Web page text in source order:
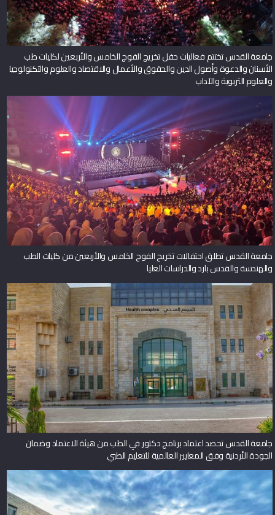
جامعة القدس تختتم فعاليات حفل تخريج الفوج الخامس والأربعين لكليات طب
الأسنان والدعوة وأصول الدين والحقوق والأعمال والاقتصاد والعلوم والتكنولوجيا
والعلوم التربوية والآداب
جامعة القدس تطلق احتفالات تخريج الفوج الخامس والأربعين من كليات الطب
والهندسة والقدس بارد والدراسات العليا
جامعة القدس تحصد اعتماد برنامج دكتور في الطب من هيئة الاعتماد وضمان
الجودة الأردنية وفق المعايير العالمية للتعليم الطبي